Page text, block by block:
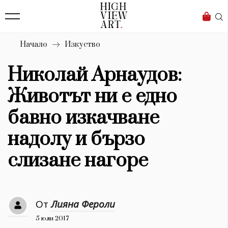
Бизнес
Мода
Dialogue
Изкуство
4340
Красота
777
Книги 1188
Начало Изкуство
Николай Арнаудов:
Животът ни е едно
бавно изкачване
надолу и бързо
слизане нагоре
ОтЛияна Фероли
5 юли 2017